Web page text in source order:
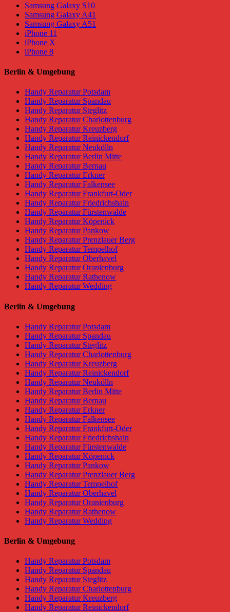
Samsung Galaxy S10
Samsung Galaxy A41
Samsung Galaxy A51
iPhone 11
iPhone X
iPhone 8
Berlin & Umgebung
Handy Reparatur Potsdam
Handy Reparatur Spandau
Handy Reparatur Steglitz
Handy Reparatur Charlottenburg
Handy Reparatur Kreuzberg
Handy Reparatur Reinickendorf
Handy Reparatur Neukölln
Handy Reparatur Berlin Mitte
Handy Reparatur Bernau
Handy Reparatur Erkner
Handy Reparatur Falkensee
Handy Reparatur Frankfurt-Oder
Handy Reparatur Friedrichshain
Handy Reparatur Fürstenwalde
Handy Reparatur Köpenick
Handy Reparatur Pankow
Handy Reparatur Prenzlauer Berg
Handy Reparatur Tempelhof
Handy Reparatur Oberhavel
Handy Reparatur Oranienburg
Handy Reparatur Rathenow
Handy Reparatur Wedding
Berlin & Umgebung
Handy Reparatur Potsdam
Handy Reparatur Spandau
Handy Reparatur Steglitz
Handy Reparatur Charlottenburg
Handy Reparatur Kreuzberg
Handy Reparatur Reinickendorf
Handy Reparatur Neukölln
Handy Reparatur Berlin Mitte
Handy Reparatur Bernau
Handy Reparatur Erkner
Handy Reparatur Falkensee
Handy Reparatur Frankfurt-Oder
Handy Reparatur Friedrichshain
Handy Reparatur Fürstenwalde
Handy Reparatur Köpenick
Handy Reparatur Pankow
Handy Reparatur Prenzlauer Berg
Handy Reparatur Tempelhof
Handy Reparatur Oberhavel
Handy Reparatur Oranienburg
Handy Reparatur Rathenow
Handy Reparatur Wedding
Berlin & Umgebung
Handy Reparatur Potsdam
Handy Reparatur Spandau
Handy Reparatur Steglitz
Handy Reparatur Charlottenburg
Handy Reparatur Kreuzberg
Handy Reparatur Reinickendorf